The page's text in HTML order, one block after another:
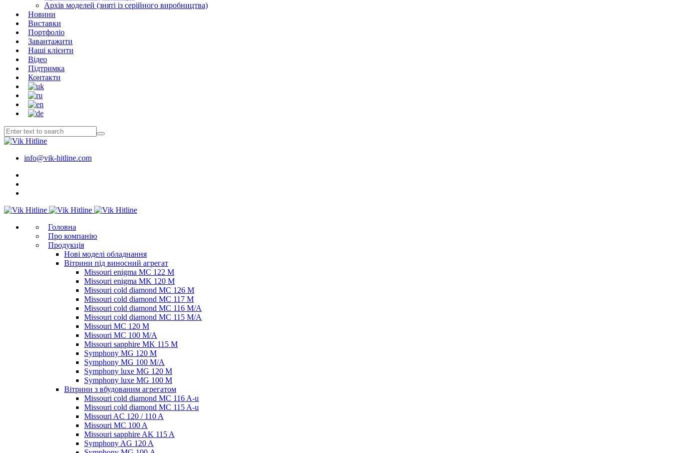
Архів моделей (зняті із серійного виробництва)
Новини
Виставки
Портфоліо
Завантажити
Наші клієнти
Відео
Підтримка
Контакти
info@vik-hitline.com
Головна
Про компанію
Продукція
Нові моделі обладнання
Вітрини під виносний агрегат
Missouri enigma MC 122 M
Missouri enigma MK 120 M
Missouri cold diamond MC 126 M
Missouri cold diamond MC 117 M
Missouri cold diamond MC 116 M/A
Missouri cold diamond MC 115 M/A
Missouri MC 120 M
Missouri MC 100 M/A
Missouri sapphire MK 115 M
Symphony MG 120 M
Symphony MG 100 M/А
Symphony luxe MG 120 M
Symphony luxe MG 100 M
Вітрини з вбудованим агрегатом
Missouri cold diamond MC 116 A-u
Missouri cold diamond MC 115 A-u
Missouri AC 120 / 110 A
Missouri MC 100 A
Missouri sapphire AK 115 A
Symphony AG 120 A